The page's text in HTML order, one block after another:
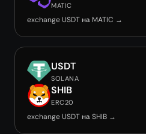
MATIC
exchange USDT на MATIC →
USDT
SOLANA
SHIB
ERC20
exchange USDT на SHIB →